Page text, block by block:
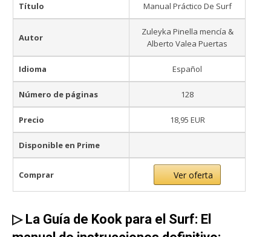
Título Manual Práctico De Surf
Autor
Zuleyka Pinella mencía &
Alberto Valea Puertas
Idioma Español
Número de páginas 128
Precio 18,95 EUR
Disponible en Prime
Comprar Ver oferta
▷ La Guía de Kook para el Surf: El